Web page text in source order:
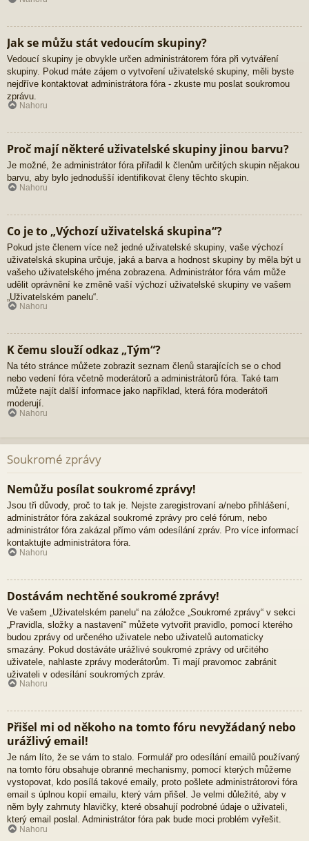
Jak se můžu stát vedoucím skupiny?
Vedoucí skupiny je obvykle určen administrátorem fóra při vytváření
skupiny. Pokud máte zájem o vytvoření uživatelské skupiny, měli byste
nejdříve kontaktovat administrátora fóra - zkuste mu poslat soukromou
zprávu.
Nahoru
Proč mají některé uživatelské skupiny jinou barvu?
Je možné, že administrátor fóra přiřadil k členům určitých skupin nějakou
barvu, aby bylo jednodušší identifikovat členy těchto skupin.
Nahoru
Co je to „Výchozí uživatelská skupina“?
Pokud jste členem více než jedné uživatelské skupiny, vaše výchozí
uživatelská skupina určuje, jaká a barva a hodnost skupiny by měla být u
vašeho uživatelského jména zobrazena. Administrátor fóra vám může
udělit oprávnění ke změně vaší výchozí uživatelské skupiny ve vašem
„Uživatelském panelu“.
Nahoru
K čemu slouží odkaz „Tým“?
Na této stránce můžete zobrazit seznam členů starajících se o chod
nebo vedení fóra včetně moderátorů a administrátorů fóra. Také tam
můžete najít další informace jako například, která fóra moderátoři
moderují.
Nahoru
Soukromé zprávy
Nemůžu posílat soukromé zprávy!
Jsou tři důvody, proč to tak je. Nejste zaregistrovaní a/nebo přihlášení,
administrátor fóra zakázal soukromé zprávy pro celé fórum, nebo
administrátor fóra zakázal přímo vám odesílání zpráv. Pro více informací
kontaktujte administrátora fóra.
Nahoru
Dostávám nechtěné soukromé zprávy!
Ve vašem „Uživatelském panelu“ na záložce „Soukromé zprávy“ v sekci
„Pravidla, složky a nastavení“ můžete vytvořit pravidlo, pomocí kterého
budou zprávy od určeného uživatele nebo uživatelů automaticky
smazány. Pokud dostáváte urážlivé soukromé zprávy od určitého
uživatele, nahlaste zprávy moderátorům. Ti mají pravomoc zabránit
uživateli v odesílání soukromých zpráv.
Nahoru
Přišel mi od někoho na tomto fóru nevyžádaný nebo
urážlivý email!
Je nám líto, že se vám to stalo. Formulář pro odesílání emailů používaný
na tomto fóru obsahuje obranné mechanismy, pomocí kterých můžeme
vystopovat, kdo posílá takové emaily, proto pošlete administrátorovi fóra
email s úplnou kopií emailu, který vám přišel. Je velmi důležité, aby v
něm byly zahrnuty hlavičky, které obsahují podrobné údaje o uživateli,
který email poslal. Administrátor fóra pak bude moci problém vyřešit.
Nahoru